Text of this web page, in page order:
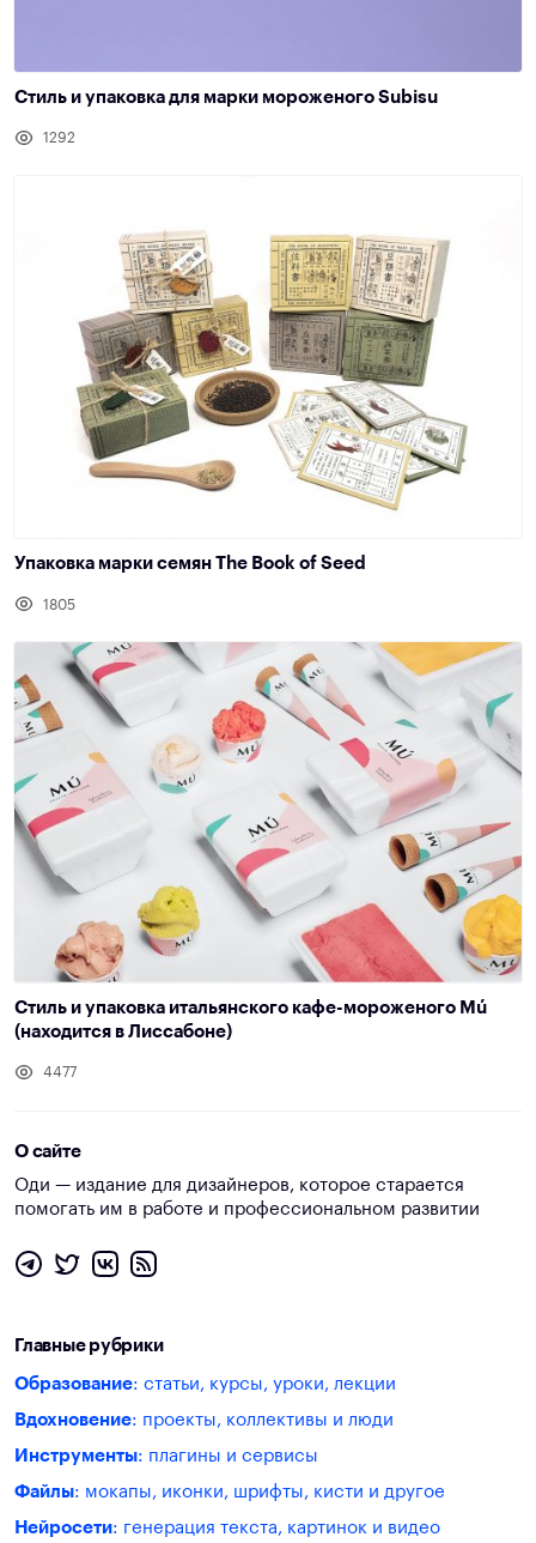
Стиль и упаковка для марки мороженого Subisu
1292
Упаковка марки семян The Book of Seed
1805
Стиль и упаковка итальянского кафе-мороженого Mú
(находится в Лиссабоне)
4477
О сайте
Оди — издание для дизайнеров, которое старается
помогать им в работе и профессиональном развитии
Главные рубрики
Образование: статьи, курсы, уроки, лекции
Вдохновение: проекты, коллективы и люди
Инструменты: плагины и сервисы
Файлы: мокапы, иконки, шрифты, кисти и другое
Нейросети: генерация текста, картинок и видео